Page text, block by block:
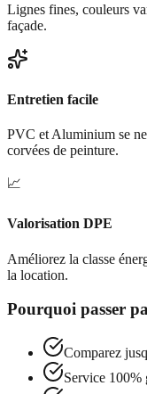
Lignes fines, couleurs
façade.
Entretien facile
PVC et Aluminium se
corvées de peinture.
📈
Valorisation DPE
Améliorez la classe
la location.
Pourquoi passer
Comparez
Service 100%